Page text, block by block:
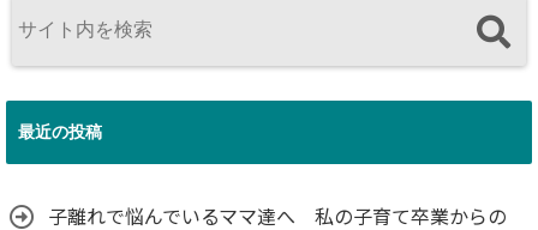
最近の投稿
子離れで悩んでいるママ達へ 私の子育て卒業からの